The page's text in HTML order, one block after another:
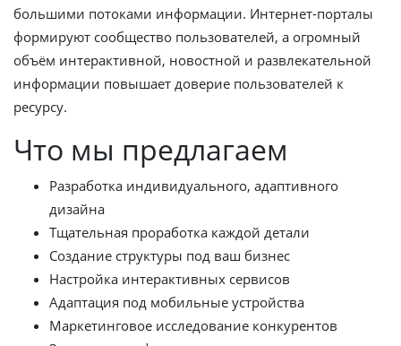
большими потоками информации. Интернет-порталы
формируют сообщество пользователей, а огромный
объём интерактивной, новостной и развлекательной
информации повышает доверие пользователей к
ресурсу.
Что мы предлагаем
Разработка индивидуального, адаптивного
дизайна
Тщательная проработка каждой детали
Создание структуры под ваш бизнес
Настройка интерактивных сервисов
Адаптация под мобильные устройства
Маркетинговое исследование конкурентов